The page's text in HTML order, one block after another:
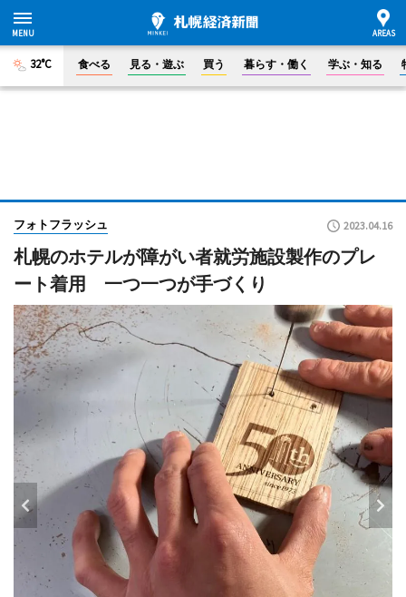
32°C 食べる 見る・遊ぶ 買う 暮らす・働く 学ぶ・知る
フォトフラッシュ 2023.04.16
札幌のホテルが障がい者就労施設製作のプレ
ート着用 一つ一つが手づくり